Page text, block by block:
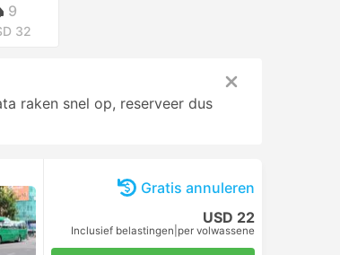
9
32
raken snel op, reserveer dus
Gratis annuleren
USD 22
Inclusief belastingen per volwassene